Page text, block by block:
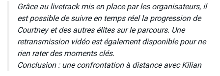
Grâce au livetrack mis en place par les organisateurs, il
est possible de suivre en temps réel la progression de
Courtney et des autres élites sur le parcours. Une
retransmission vidéo est également disponible pour ne
rien rater des moments clés.
Conclusion : une confrontation à distance avec Kilian